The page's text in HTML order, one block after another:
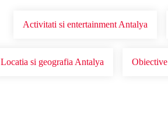
Activitati si entertainment Antalya
Locatia si geografia Antalya